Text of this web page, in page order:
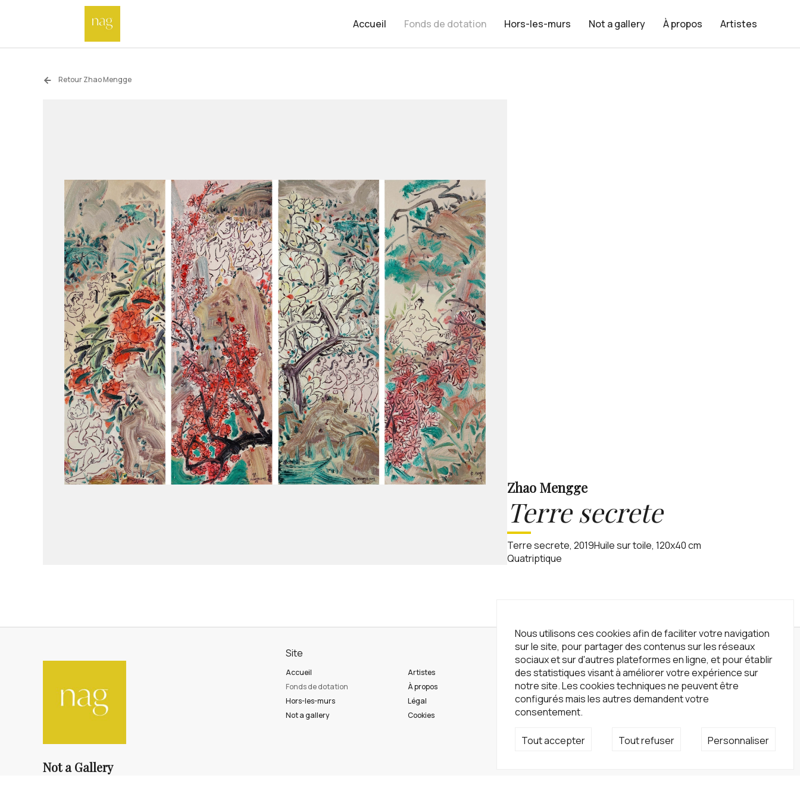
Nous utilisons ces cookies afin de faciliter votre navigation
sur le site, pour partager des contenus sur les réseaux
sociaux et sur d'autres plateformes en ligne, et pour établir
des statistiques visant à améliorer votre expérience sur
notre site. Les cookies techniques ne peuvent être
configurés mais les autres demandent votre
consentement.
Tout accepter Tout refuser Personnaliser
Accueil Fonds de dotation Hors-les-murs Not a gallery À propos Artistes
Retour Zhao Mengge
Zhao Mengge
Terre secrete
Terre secrete, 2019Huile sur toile, 120x40 cm
Quatriptique
Not a Gallery
Site
Accueil
Fonds de dotation
Hors-les-murs
Not a gallery
Artistes
À propos
Légal
Cookies
Newsletter
Inscrivez-vous à notre newsletter !
S'inscrire
Réseaux sociaux